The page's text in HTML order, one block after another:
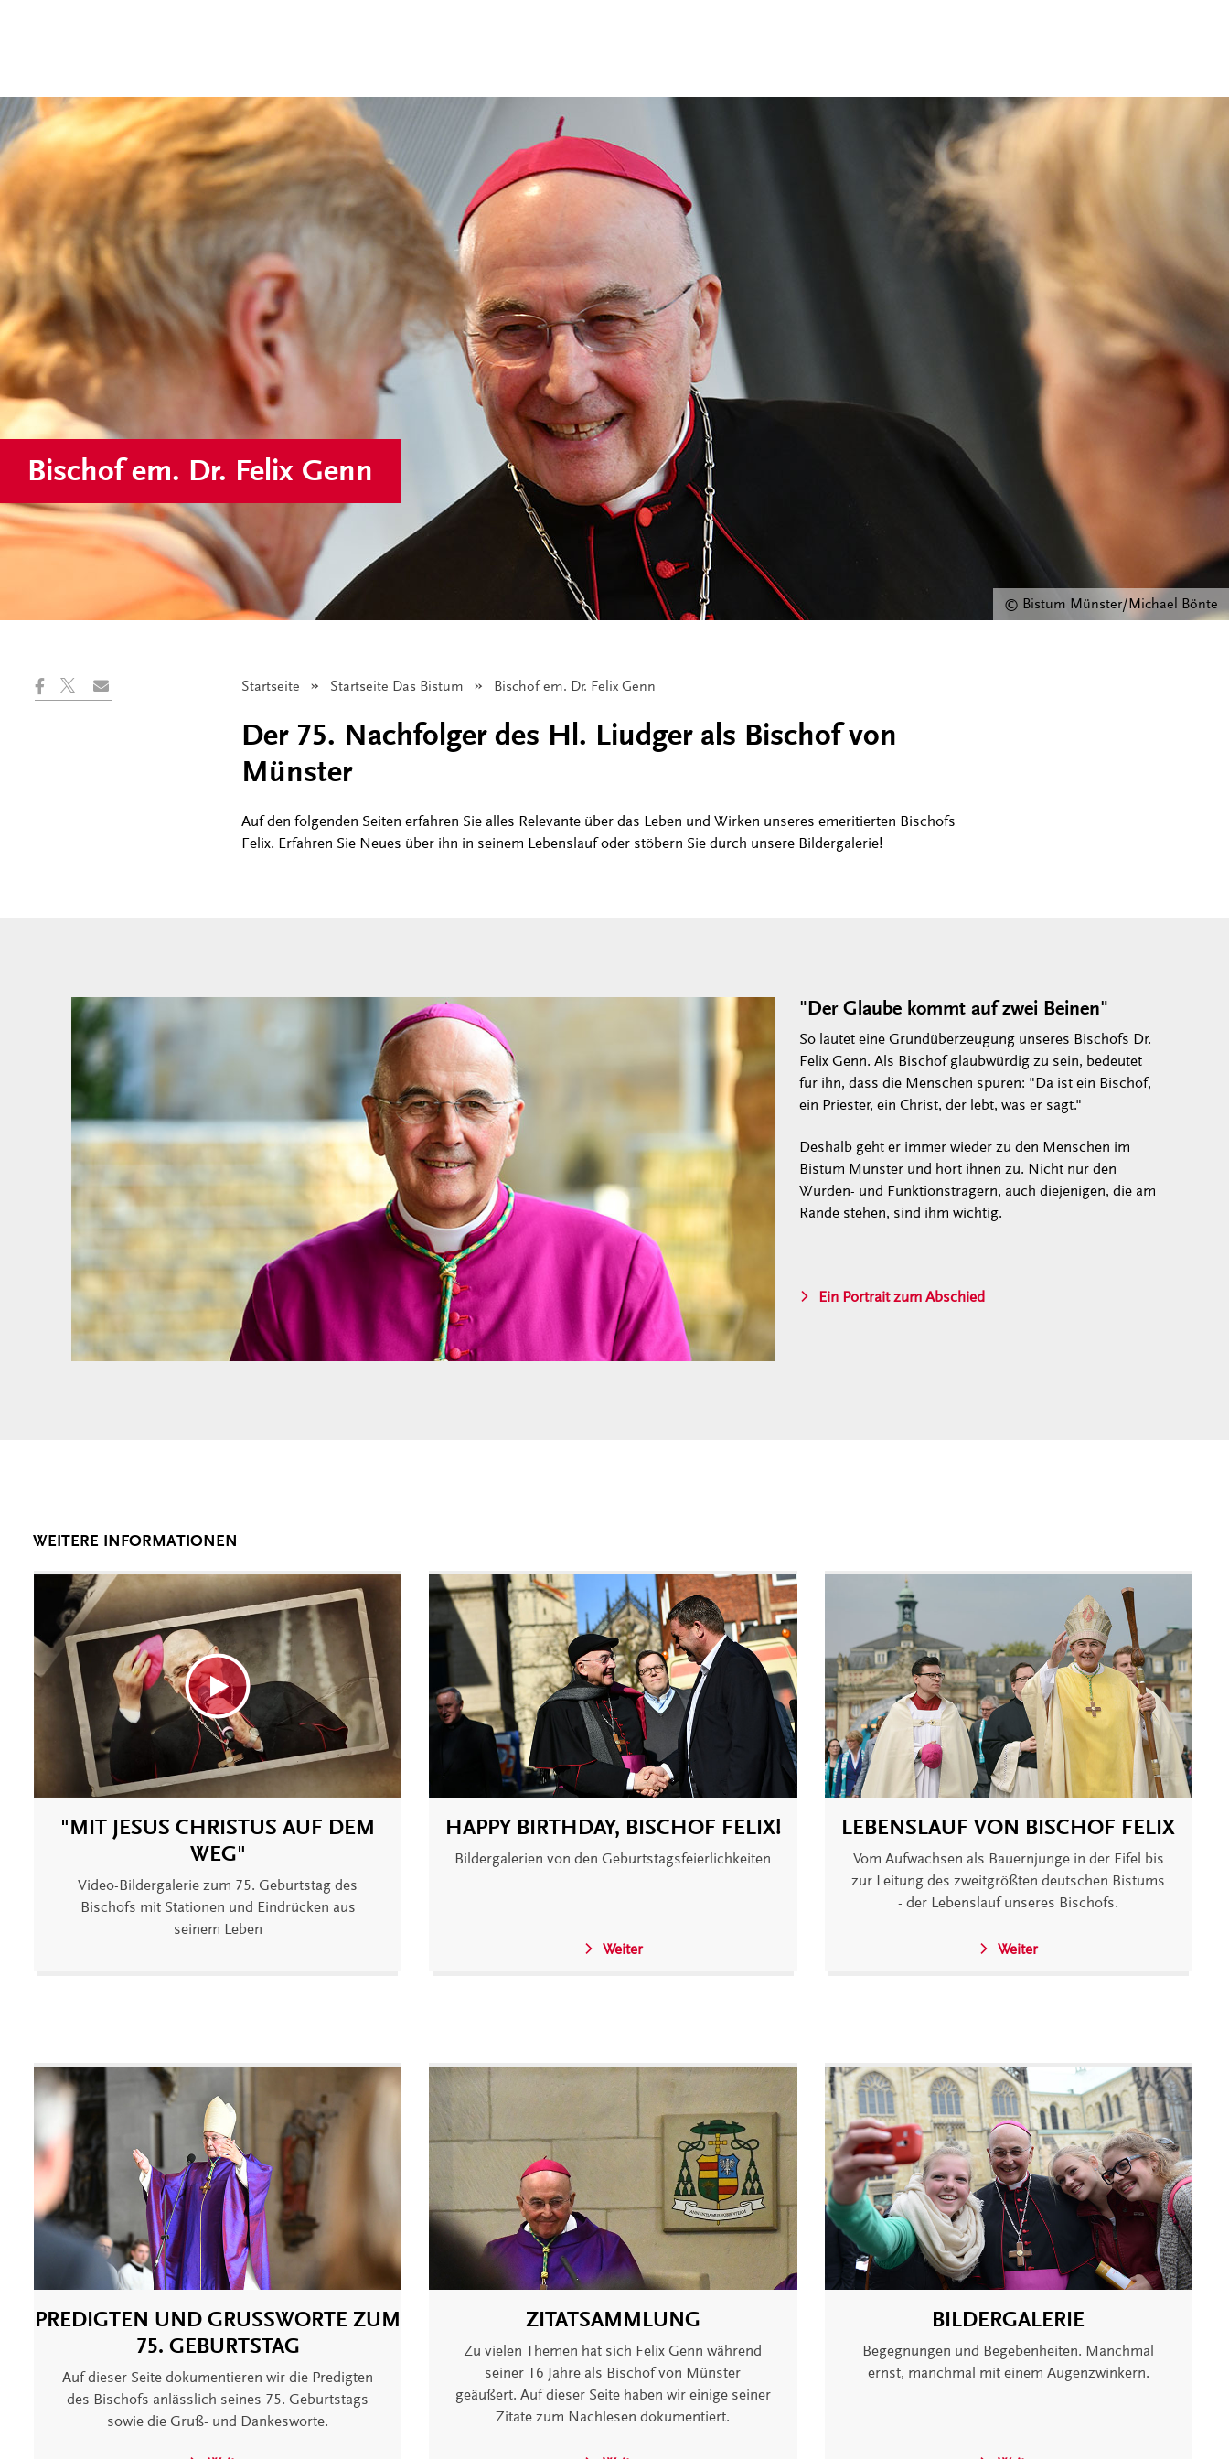
Bischof em. Dr. Felix Genn
© Bistum Münster/Michael Bönte
Startseite Startseite Das Bistum Angezeigt:
Bischof em. Dr. Felix Genn
Der 75. Nachfolger des Hl. Liudger als Bischof von
Münster
Auf den folgenden Seiten erfahren Sie alles Relevante über das Leben und Wirken unseres emeritierten Bischofs
Felix. Erfahren Sie Neues über ihn in seinem Lebenslauf oder stöbern Sie durch unsere Bildergalerie!
"Der Glaube kommt auf zwei Beinen"
So lautet eine Grundüberzeugung unseres Bischofs Dr.
Felix Genn. Als Bischof glaubwürdig zu sein, bedeutet
für ihn, dass die Menschen spüren: "Da ist ein Bischof,
ein Priester, ein Christ, der lebt, was er sagt."
Deshalb geht er immer wieder zu den Menschen im
Bistum Münster und hört ihnen zu. Nicht nur den
Würden- und Funktionsträgern, auch diejenigen, die am
Rande stehen, sind ihm wichtig.
Ein Portrait zum Abschied
"MIT JESUS CHRISTUS AUF DEM
WEG"
Video-Bildergalerie zum 75. Geburtstag des
Bischofs mit Stationen und Eindrücken aus
seinem Leben
HAPPY BIRTHDAY, BISCHOF FELIX!
Bildergalerien von den Geburtstagsfeierlichkeiten
Weiter
LEBENSLAUF VON BISCHOF FELIX
Vom Aufwachsen als Bauernjunge in der Eifel bis
zur Leitung des zweitgrößten deutschen Bistums
- der Lebenslauf unseres Bischofs.
Weiter
PREDIGTEN UND GRUSSWORTE ZUM 7
5. GEBURTSTAG
Auf dieser Seite dokumentieren wir die Predigten
des Bischofs anlässlich seines 75. Geburtstags
sowie die Gruß- und Dankesworte.
ZITATSAMMLUNG
Zu vielen Themen hat sich Felix Genn während
seiner 16 Jahre als Bischof von Münster
geäußert. Auf dieser Seite haben wir einige seiner
Zitate zum Nachlesen dokumentiert.
BILDERGALERIE
Begegnungen und Begebenheiten. Manchmal
ernst, manchmal mit einem Augenzwinkern.